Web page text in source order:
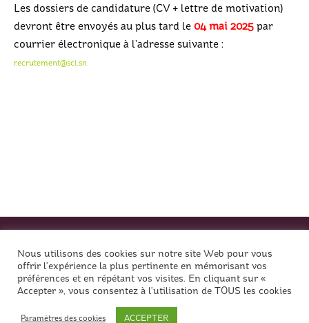
Les dossiers de candidature (CV + lettre de motivation)
devront être envoyés au plus tard le 04 mai 2025par
courrier électronique à l’adresse suivante :
recrutement@scl.sn
SCL propulsé par Cyborg Tech © 2021 / Tous droits
réservés
Nous utilisons des cookies sur notre site Web pour vous
offrir l'expérience la plus pertinente en mémorisant vos
préférences et en répétant vos visites. En cliquant sur «
Accepter », vous consentez à l'utilisation de TOUS les cookies
Paramètres des cookies ACCEPTER